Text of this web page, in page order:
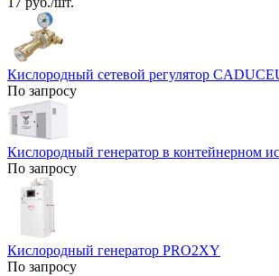
Кислородный сетевой регулятор
По запросу
Кислородный генератор в контейнерном
По запросу
Кислородный генератор PRO2XY
По запросу